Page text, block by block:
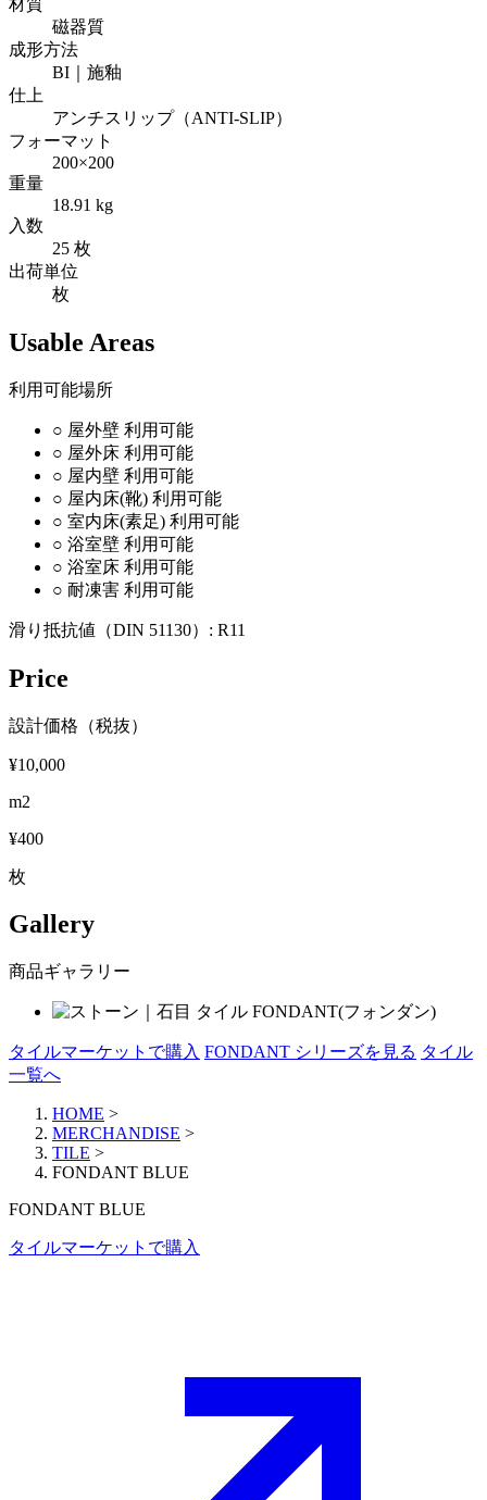
材質
磁器質
成形方法
BI｜施釉
仕上
アンチスリップ（ANTI-SLIP）
フォーマット
200×200
重量
18.91 kg
入数
25 枚
出荷単位
枚
Usable Areas
利用可能場所
○ 屋外壁 利用可能
○ 屋外床 利用可能
○ 屋内壁 利用可能
○ 屋内床(靴) 利用可能
○ 室内床(素足) 利用可能
○ 浴室壁 利用可能
○ 浴室床 利用可能
○ 耐凍害 利用可能
滑り抵抗値（DIN 51130）: R11
Price
設計価格（税抜）
¥10,000
m2
¥400
枚
Gallery
商品ギャラリー
タイルマーケットで購入 FONDANT シリーズを見る タイル
一覧へ
HOME >
MERCHANDISE >
TILE >
FONDANT BLUE
FONDANT BLUE
タイルマーケットで購入